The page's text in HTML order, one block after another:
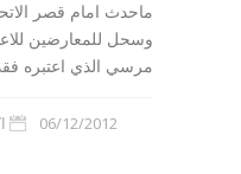
ماحدث امام قصر
وسحل للمعارضين
مرسي الذي اعتبره
06/12/2012